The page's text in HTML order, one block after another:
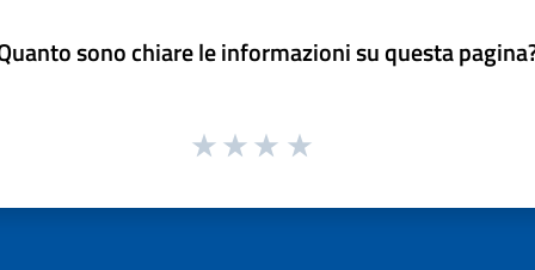
sono chiare le informazioni su questa